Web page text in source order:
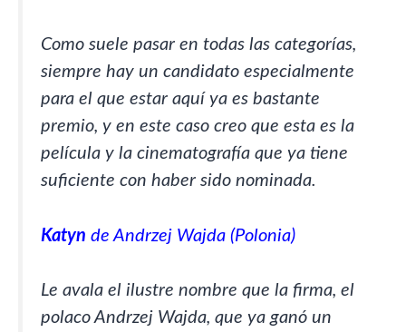
Como suele pasar en todas las categorías,
siempre hay un candidato especialmente
para el que estar aquí ya es bastante
premio, y en este caso creo que esta es la
película y la cinematografía que ya tiene
suficiente con haber sido nominada.
Katyn de Andrzej Wajda (Polonia)
Le avala el ilustre nombre que la firma, el
polaco Andrzej Wajda, que ya ganó un